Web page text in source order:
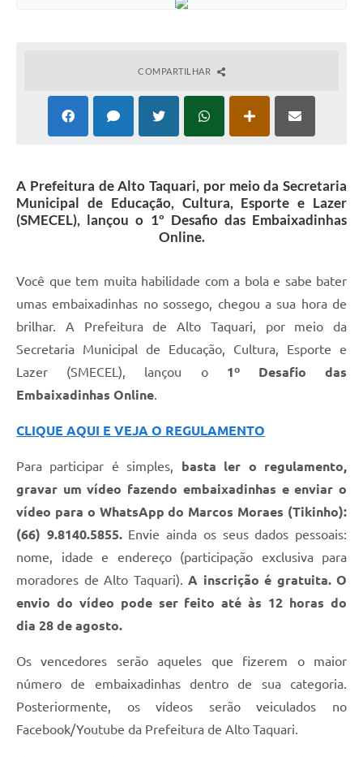
COMPARTILHAR
A Prefeitura de Alto Taquari, por meio da Secretaria
Municipal de Educação, Cultura, Esporte e Lazer
(SMECEL), lançou o 1º Desafio das Embaixadinhas
Online.
Você que tem muita habilidade com a bola e sabe bater
umas embaixadinhas no sossego, chegou a sua hora de
brilhar. A Prefeitura de Alto Taquari, por meio da
Secretaria Municipal de Educação, Cultura, Esporte e
Lazer (SMECEL), lançou o 1º Desafio das
Embaixadinhas Online.
CLIQUE AQUI E VEJA O REGULAMENTO
Para participar é simples, basta ler o regulamento,
gravar um vídeo fazendo embaixadinhas e enviar o
vídeo para o WhatsApp do Marcos Moraes (Tikinho):
(66) 9.8140.5855.Envie ainda os seus dados pessoais:
nome, idade e endereço (participação exclusiva para
moradores de Alto Taquari). A inscrição é gratuita. O
envio do vídeo pode ser feito até às 12 horas do
dia 28 de agosto.
Os vencedores serão aqueles que fizerem o maior
número de embaixadinhas dentro de sua categoria.
Posteriormente, os vídeos serão veiculados no
Facebook/Youtube da Prefeitura de Alto Taquari.